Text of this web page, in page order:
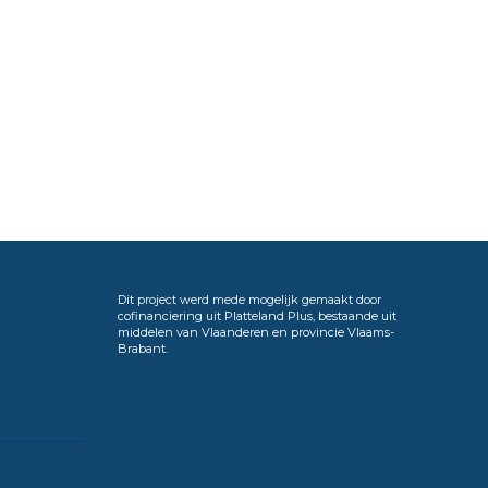
Dit project werd mede mogelijk gemaakt door
cofinanciering uit Platteland Plus, bestaande uit
middelen van Vlaanderen en provincie Vlaams-
Brabant.